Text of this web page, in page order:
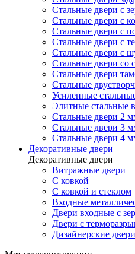
Стальные двери с
Стальные двери с
Стальные двери с
Стальные двери с
Стальные двери с
Стальные двери со
Стальные двери
Стальные
Усиленные
Элитные стальные
Стальные двери 2
Стальные двери 3
Стальные двери 4
Декоративные двери
Декоративные двери
Витражные двери
С ковкой
С ковкой и стеклом
Входные
Двери входные с
Двери с
Дизайнерские двери